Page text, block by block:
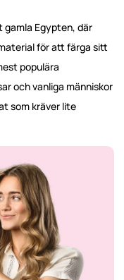
gamla Egypten, där
för att färga sitt
populära
och vanliga människor
som kräver lite